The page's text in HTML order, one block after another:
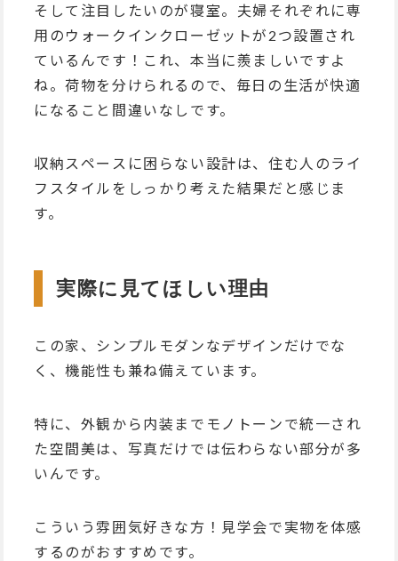
そして注目したいのが寝室。夫婦それぞれに専
用のウォークインクローゼットが2つ設置され
ているんです！これ、本当に羨ましいですよ
ね。荷物を分けられるので、毎日の生活が快適
になること間違いなしです。
収納スペースに困らない設計は、住む人のライ
フスタイルをしっかり考えた結果だと感じま
す。
実際に見てほしい理由
この家、シンプルモダンなデザインだけでな
く、機能性も兼ね備えています。
特に、外観から内装までモノトーンで統一され
た空間美は、写真だけでは伝わらない部分が多
いんです。
こういう雰囲気好きな方！見学会で実物を体感
するのがおすすめです。